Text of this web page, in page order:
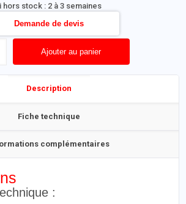
hors stock : 2 à 3 semaines
Ajouter au panier
Demande de devis
Description
Fiche technique
complémentaires
: